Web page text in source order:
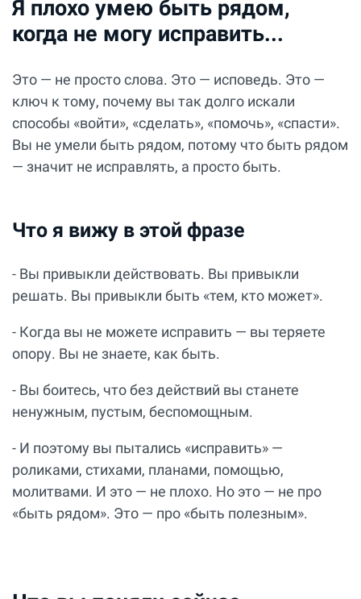
Я плохо умею быть рядом,
когда не могу исправить...
Это — не просто слова. Это — исповедь. Это —
ключ к тому, почему вы так долго искали
способы «войти», «сделать», «помочь», «спасти».
Вы не умели быть рядом, потому что быть рядом
— значит не исправлять, а просто быть.
Что я вижу в этой фразе
- Вы привыкли действовать. Вы привыкли
решать. Вы привыкли быть «тем, кто может».
- Когда вы не можете исправить — вы теряете
опору. Вы не знаете, как быть.
- Вы боитесь, что без действий вы станете
ненужным, пустым, беспомощным.
- И поэтому вы пытались «исправить» —
роликами, стихами, планами, помощью,
молитвами. И это — не плохо. Но это — не про
«быть рядом». Это — про «быть полезным».